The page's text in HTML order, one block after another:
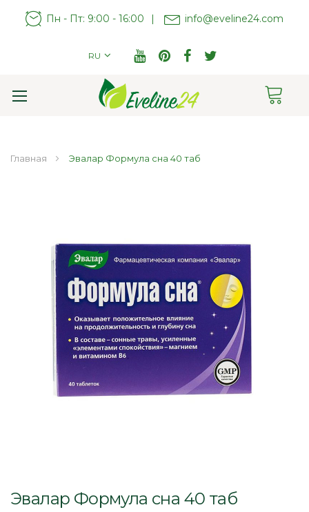
Пн - Пт: 9:00 - 16:00 | info@eveline24.com
RU
Главная Эвалар Формула сна 40 таб
галереям
изображений
началу
Эвалар Формула сна 40 таб